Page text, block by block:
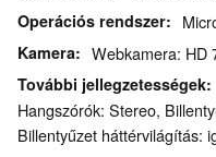
Operációs rendszer
Kamera Webkamera: HD
További jellegzetességek
Hangszórók: Stereo,
Billentyűzet háttérvilágítás: